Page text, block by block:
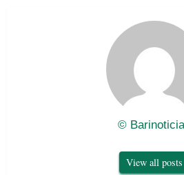
©
View all posts